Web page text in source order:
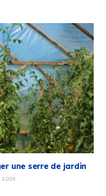
une serre de jardin
2026